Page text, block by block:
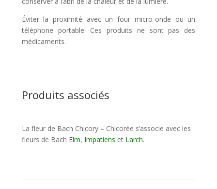
Éviter la proximité avec un four micro-onde ou un
téléphone portable. Ces produits ne sont pas des
médicaments.
Produits associés
La fleur de Bach Chicory – Chicorée s’associe avec les
fleurs de Bach Elm, Impatiens et Larch.